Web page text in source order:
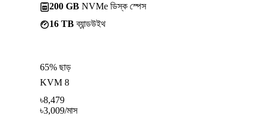
200 GB NVMe ডিস্ক স্পেস
16 TBব্যান্ডউইথ
65% ছাড়
KVM 8
৳8,479
৳3,009/মাস